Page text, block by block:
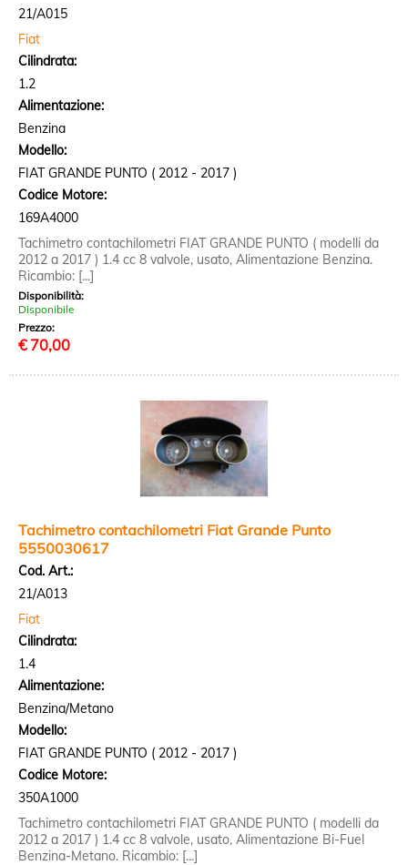
21/A015
Fiat
Cilindrata:
1.2
Alimentazione:
Benzina
Modello:
FIAT GRANDE PUNTO ( 2012 - 2017 )
Codice Motore:
169A4000
Tachimetro contachilometri FIAT GRANDE PUNTO ( modelli da
2012 a 2017 ) 1.4 cc 8 valvole, usato, Alimentazione Benzina.
Ricambio: [...]
Disponibilità:
Disponibile
Prezzo:
€ 70,00
Tachimetro contachilometri Fiat Grande Punto
5550030617
Cod. Art.:
21/A013
Fiat
Cilindrata:
1.4
Alimentazione:
Benzina/Metano
Modello:
FIAT GRANDE PUNTO ( 2012 - 2017 )
Codice Motore:
350A1000
Tachimetro contachilometri FIAT GRANDE PUNTO ( modelli da
2012 a 2017 ) 1.4 cc 8 valvole, usato, Alimentazione Bi-Fuel
Benzina-Metano. Ricambio: [...]